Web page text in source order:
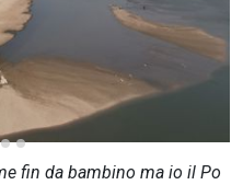
fin da bambino ma io il Po